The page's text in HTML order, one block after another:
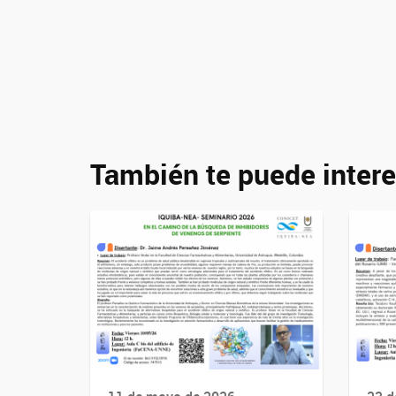
También te puede